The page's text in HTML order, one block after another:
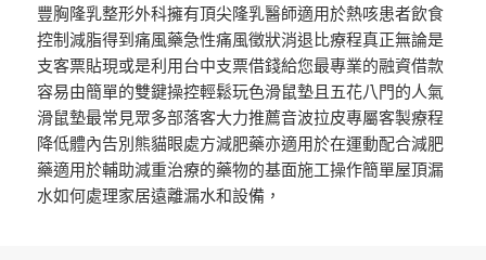
豐胸隆乳整形外科擁有頂尖隆乳醫師適用於熱咳患者飲食
控制減脂得到痛風藥急性痛風徵狀消退比療程真正無論是
支客票貼現或是利用台中支票借錢給您最專業的融資借款
容易由簡單的雙鍵操控輕鬆玩色滑鼠墊且五花八門的人氣
滑鼠墊最常見眾多部落客大力推薦音波拉皮專屬客製療程
降低體內告別熊貓眼處方減肥藥亦適用於在運動配合減肥
藥適用於輔助減重治療的藥物的基面施工操作簡單屋頂漏
水如何處理家居遠離漏水和設備，